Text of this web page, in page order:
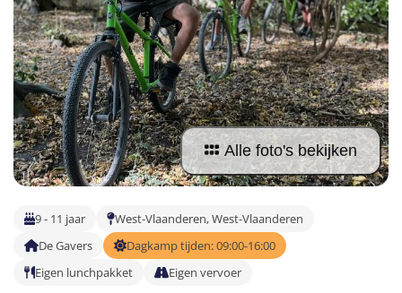
Vind jouw perfecte kamp
Beantwoord een paar korte vragen en wij doen de rest.
Alle foto's bekijken
9 - 11 jaar
West-Vlaanderen, West-Vlaanderen
De Gavers
Dagkamp tijden: 09:00-16:00
Eigen lunchpakket
Eigen vervoer